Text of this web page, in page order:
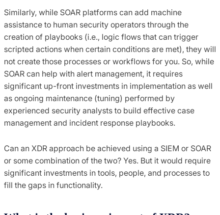
Similarly, while SOAR platforms can add machine
assistance to human security operators through the
creation of playbooks (i.e., logic flows that can trigger
scripted actions when certain conditions are met), they will
not create those processes or workflows for you. So, while
SOAR can help with alert management, it requires
significant up-front investments in implementation as well
as ongoing maintenance (tuning) performed by
experienced security analysts to build effective case
management and incident response playbooks.
Can an XDR approach be achieved using a SIEM or SOAR
or some combination of the two? Yes. But it would require
significant investments in tools, people, and processes to
fill the gaps in functionality.